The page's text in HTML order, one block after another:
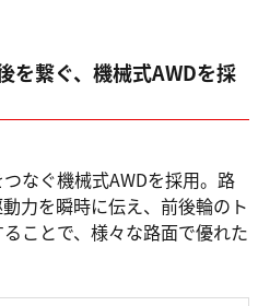
を繋ぐ、機械式AWDを採
なぐ機械式AWDを採用。路
力を瞬時に伝え、前後輪のト
ことで、様々な路面で優れた